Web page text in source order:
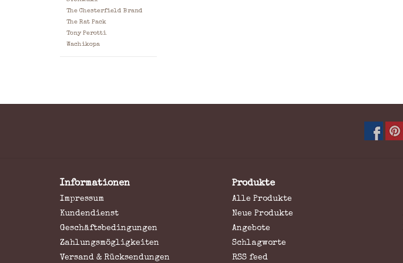
The Chesterfield Brand
The Rat Pack
Tony Perotti
Wachikopa
Informationen
Impressum
Kundendienst
Geschäftsbedingungen
Zahlungsmögligkeiten
Versand & Rücksendungen
Produkte
Alle Produkte
Neue Produkte
Angebote
Schlagworte
RSS feed